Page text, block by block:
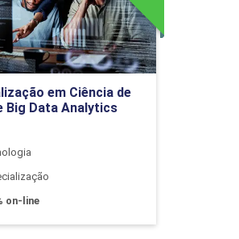
em Ciência de
Big Data Analytics
on-line
Detalhes do curso